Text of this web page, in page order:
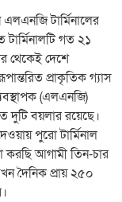
টার্মিনালের
টার্মিনালটি গত ২১
থেকেই দেশে
প্রাকৃতিক গ্যাস
(এলএনজি)
দুটি বয়লার রয়েছে।
পুরো টার্মিনাল
আগামী তিন-চার
দৈনিক প্রায় ২৫০